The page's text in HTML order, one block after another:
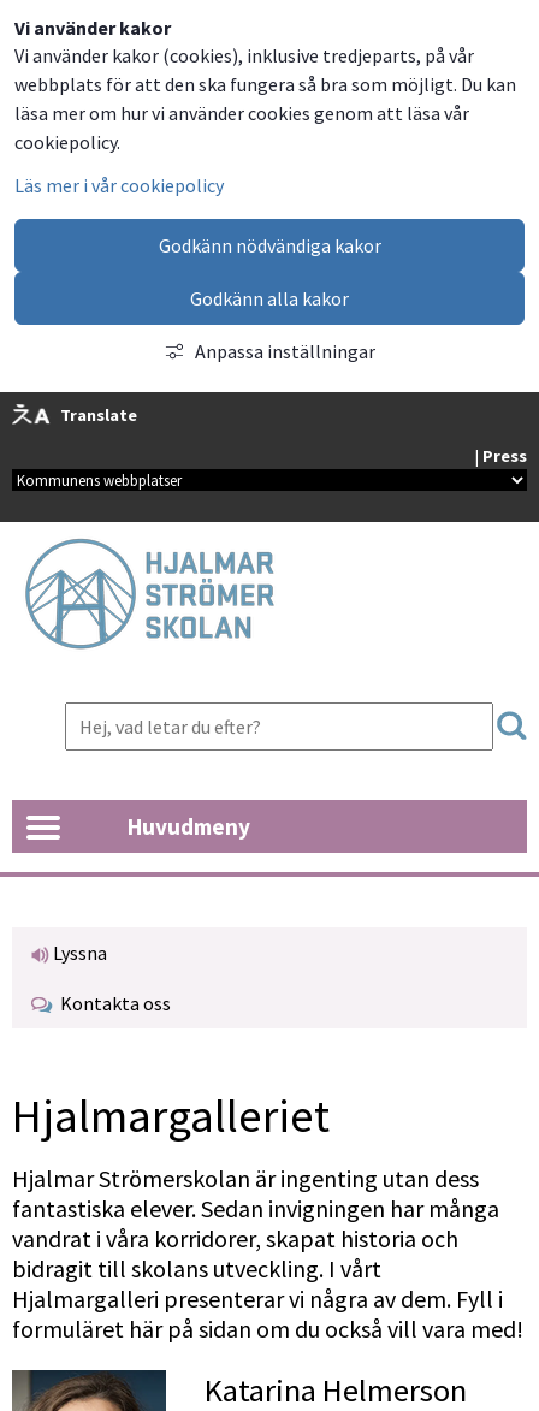
Vi använder kakor
Vi använder kakor (cookies), inklusive tredjeparts, på vår
webbplats för att den ska fungera så bra som möjligt. Du kan
läsa mer om hur vi använder cookies genom att läsa vår
cookiepolicy.
Läs mer i vår cookiepolicy
Godkänn nödvändiga kakor
Godkänn alla kakor
Anpassa inställningar
Translate
| Press
Kommunala webbplatser
Huvudmeny
Lyssna
Kontakta oss
Hjalmargalleriet
Hjalmar Strömerskolan är ingenting utan dess
fantastiska elever. Sedan invigningen har många
vandrat i våra korridorer, skapat historia och
bidragit till skolans utveckling. I vårt
Hjalmargalleri presenterar vi några av dem. Fyll i
formuläret här på sidan om du också vill vara med!
Katarina Helmerson
Dela
på
Facebook
Dela
på
Twitter
Dela
på
LinkedIn
Dela
via
email